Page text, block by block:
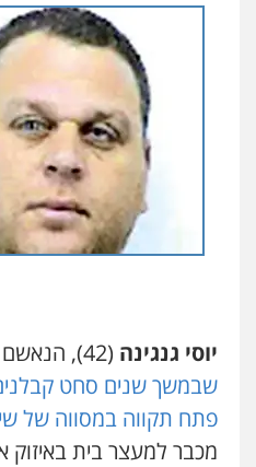
יוסי גנגינה (42), הנאשם בכך שעמד ב
שבמשך שנים סחט
פתח תקווה במסווה של
מכבר למעצר בית באיזוק